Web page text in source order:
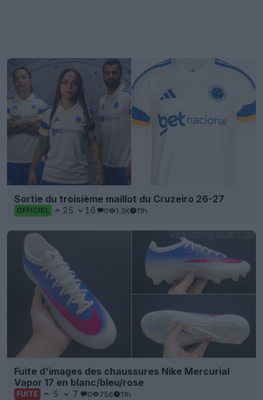
Sortie du troisième maillot du Cruzeiro 26-27
OFFICIEL 25 16 0 1.3K 11h
Fuite d'images des chaussures Nike Mercurial
Vapor 17 en blanc/bleu/rose
FUITE 5 7 0 756 11h